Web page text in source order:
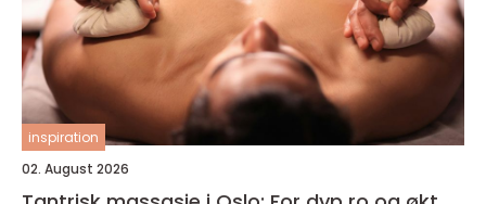
inspiration
02. August 2026